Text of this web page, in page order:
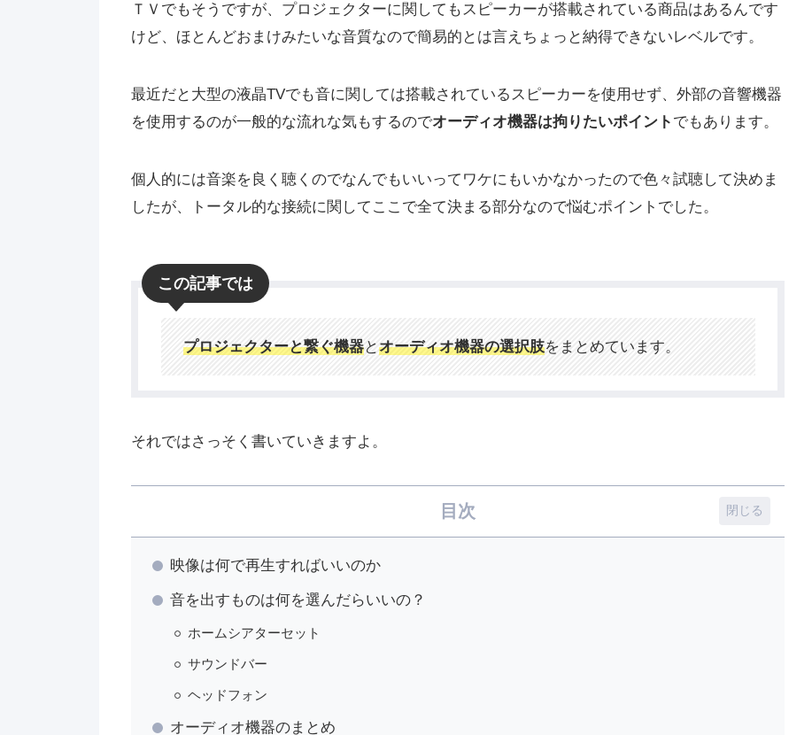
ＴＶでもそうですが、プロジェクターに関してもスピーカーが搭載されている商品はあるんです
けど、ほとんどおまけみたいな音質なので簡易的とは言えちょっと納得できないレベルです。
最近だと大型の液晶TVでも音に関しては搭載されているスピーカーを使用せず、外部の音響機器
を使用するのが一般的な流れな気もするのでオーディオ機器は拘りたいポイント でもあります。
個人的には音楽を良く聴くのでなんでもいいってワケにもいかなかったので色々試聴して決めま
したが、トータル的な接続に関してここで全て決まる部分なので悩むポイントでした。
この記事では
プロジェクターと繋ぐ機器とオーディオ機器の選択肢をまとめています。
それではさっそく書いていきますよ。
目次
映像は何で再生すればいいのか
音を出すものは何を選んだらいいの？
ホームシアターセット
サウンドバー
ヘッドフォン
オーディオ機器のまとめ